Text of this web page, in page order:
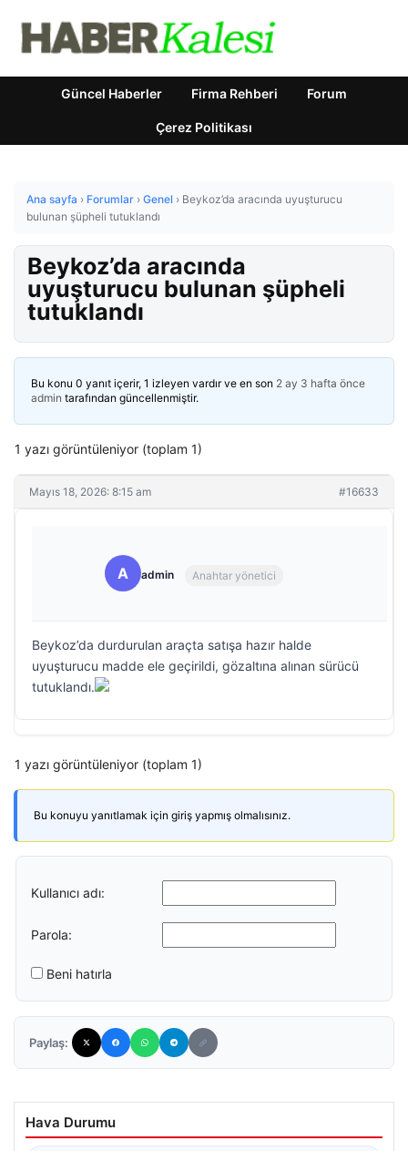
Güncel Haberler Firma Rehberi Forum
Çerez Politikası
Ana sayfa › Forumlar › Genel › Beykoz’da aracında uyuşturucu
bulunan şüpheli tutuklandı
Beykoz’da aracında
uyuşturucu bulunan şüpheli
tutuklandı
Bu konu 0 yanıt içerir, 1 izleyen vardır ve en son 2 ay 3 hafta önce
admin tarafından güncellenmiştir.
1 yazı görüntüleniyor (toplam 1)
Mayıs 18, 2026: 8:15 am #16633
A admin Anahtar yönetici
Beykoz’da durdurulan araçta satışa hazır halde
uyuşturucu madde ele geçirildi, gözaltına alınan sürücü
tutuklandı.
1 yazı görüntüleniyor (toplam 1)
Bu konuyu yanıtlamak için giriş yapmış olmalısınız.
Kullanıcı adı:
Parola:
Beni hatırla
Paylaş:
Hava Durumu